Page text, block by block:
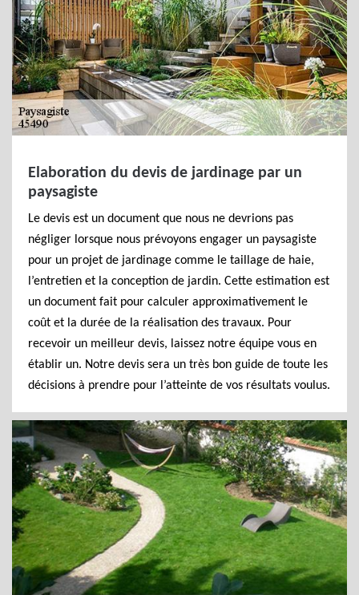
Elaboration du devis de jardinage par un
paysagiste
Le devis est un document que nous ne devrions pas
négliger lorsque nous prévoyons engager un paysagiste
pour un projet de jardinage comme le taillage de haie,
l’entretien et la conception de jardin. Cette estimation est
un document fait pour calculer approximativement le
coût et la durée de la réalisation des travaux. Pour
recevoir un meilleur devis, laissez notre équipe vous en
établir un. Notre devis sera un très bon guide de toute les
décisions à prendre pour l’atteinte de vos résultats voulus.